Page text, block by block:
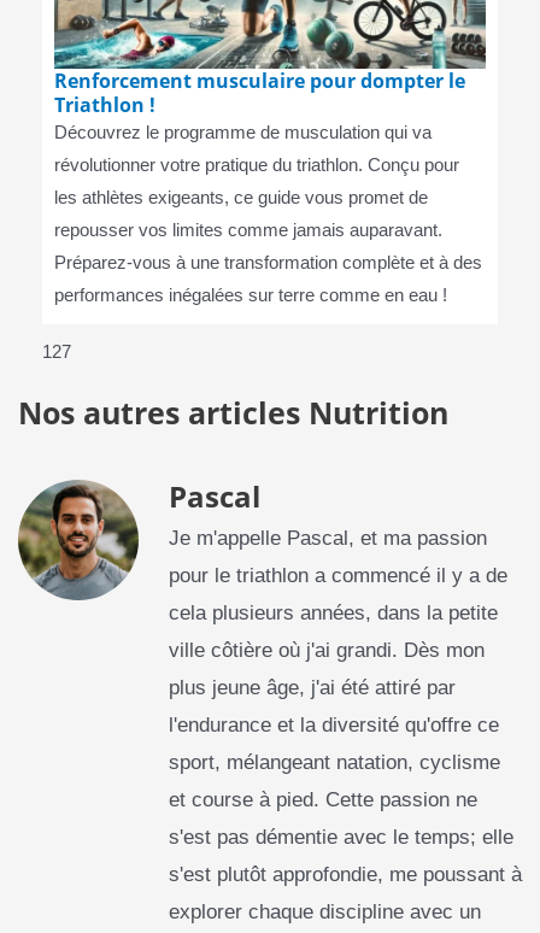
Renforcement musculaire pour dompter le
Triathlon !
Découvrez le programme de musculation qui va
révolutionner votre pratique du triathlon. Conçu pour
les athlètes exigeants, ce guide vous promet de
repousser vos limites comme jamais auparavant.
Préparez-vous à une transformation complète et à des
performances inégalées sur terre comme en eau !
127
Nos autres articles Nutrition
Pascal
Je m'appelle Pascal, et ma passion
pour le triathlon a commencé il y a de
cela plusieurs années, dans la petite
ville côtière où j'ai grandi. Dès mon
plus jeune âge, j'ai été attiré par
l'endurance et la diversité qu'offre ce
sport, mélangeant natation, cyclisme
et course à pied. Cette passion ne
s'est pas démentie avec le temps; elle
s'est plutôt approfondie, me poussant à
explorer chaque discipline avec un